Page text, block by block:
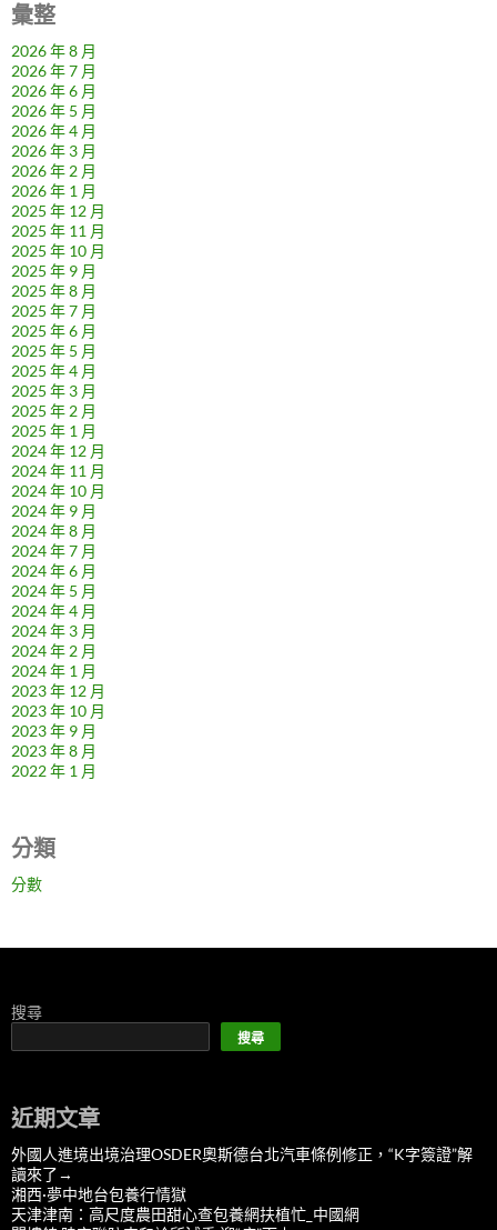
彙整
2026 年 8 月
2026 年 7 月
2026 年 6 月
2026 年 5 月
2026 年 4 月
2026 年 3 月
2026 年 2 月
2026 年 1 月
2025 年 12 月
2025 年 11 月
2025 年 10 月
2025 年 9 月
2025 年 8 月
2025 年 7 月
2025 年 6 月
2025 年 5 月
2025 年 4 月
2025 年 3 月
2025 年 2 月
2025 年 1 月
2024 年 12 月
2024 年 11 月
2024 年 10 月
2024 年 9 月
2024 年 8 月
2024 年 7 月
2024 年 6 月
2024 年 5 月
2024 年 4 月
2024 年 3 月
2024 年 2 月
2024 年 1 月
2023 年 12 月
2023 年 10 月
2023 年 9 月
2023 年 8 月
2022 年 1 月
分類
分數
搜尋
搜尋
近期文章
外國人進境出境治理OSDER奧斯德台北汽車條例修正，“K字簽證”解
讀來了→
湘西·夢中地台包養行情獄
天津津南：高尺度農田甜心查包養網扶植忙_中國網